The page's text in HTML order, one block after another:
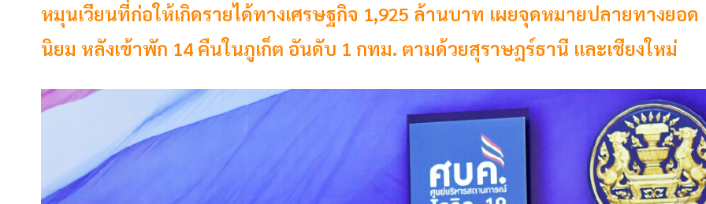
หมุนเวียนที่ก่อให้เกิดรายได้ทางเศรษฐกิจ 1,925 ล้านบาท เผยจุดหมายปลายทางยอด
นิยม หลังเข้าพัก 14 คืนในภูเก็ต อันดับ 1 กทม. ตามด้วยสุราษฎร์ธานี และเชียงใหม่